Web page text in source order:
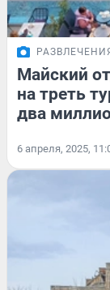
Майский
на треть
два
6 апреля, 2025,